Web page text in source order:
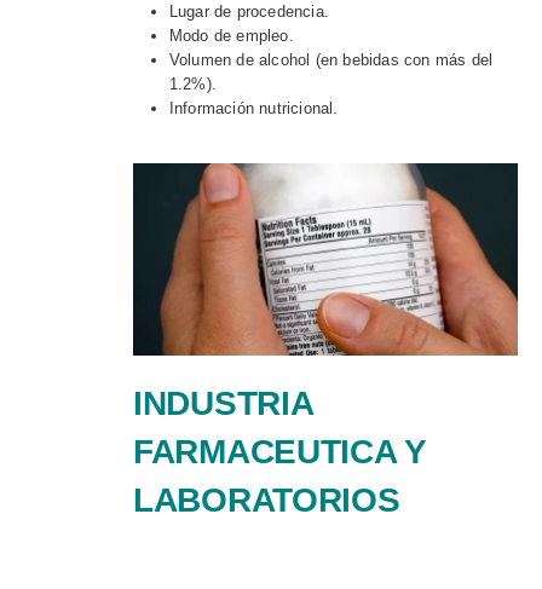
Lugar de procedencia.
Modo de empleo.
Volumen de alcohol (en bebidas con más del
1.2%).
Información nutricional.
INDUSTRIA
FARMACEUTICA Y
LABORATORIOS